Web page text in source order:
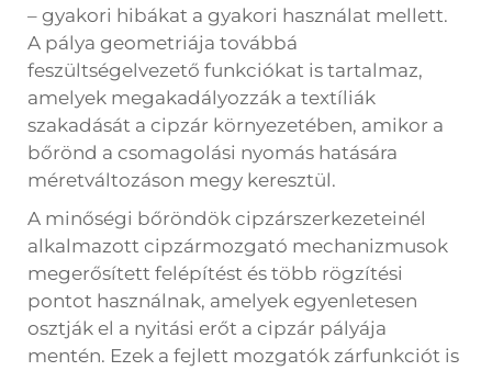
– gyakori hibákat a gyakori használat mellett.
A pálya geometriája továbbá
feszültségelvezető funkciókat is tartalmaz,
amelyek megakadályozzák a textíliák
szakadását a cipzár környezetében, amikor a
bőrönd a csomagolási nyomás hatására
méretváltozáson megy keresztül.
A minőségi bőröndök cipzárszerkezeteinél
alkalmazott cipzármozgató mechanizmusok
megerősített felépítést és több rögzítési
pontot használnak, amelyek egyenletesen
osztják el a nyitási erőt a cipzár pályája
mentén. Ezek a fejlett mozgatók zárfunkciót is